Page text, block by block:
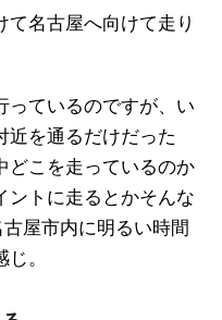
て名古屋へ向けて走り
っているのですが、い
近を通るだけだった
どこを走っているのか
ントに走るとかそんな
屋市内に明るい時間
。